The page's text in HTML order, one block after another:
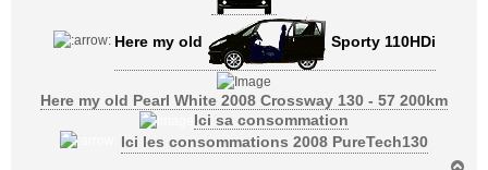
Here my old Sporty 110HDi
Here my old Pearl White 2008 Crossway 130 - 57 200km
Ici sa consommation
Ici les consommations 2008 PureTech130